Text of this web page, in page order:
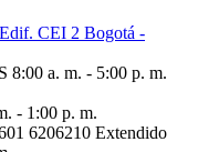
CEI 2 Bogotá -
a. m. - 5:00 p. m.
- 1:00 p. m.
6206210 Extendido